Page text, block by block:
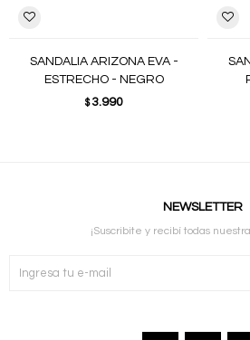
SANDALIA ARIZONA EVA -
ESTRECHO - NEGRO
$ 3.990
NEWSLETTER
¡Suscribite y recibí todas